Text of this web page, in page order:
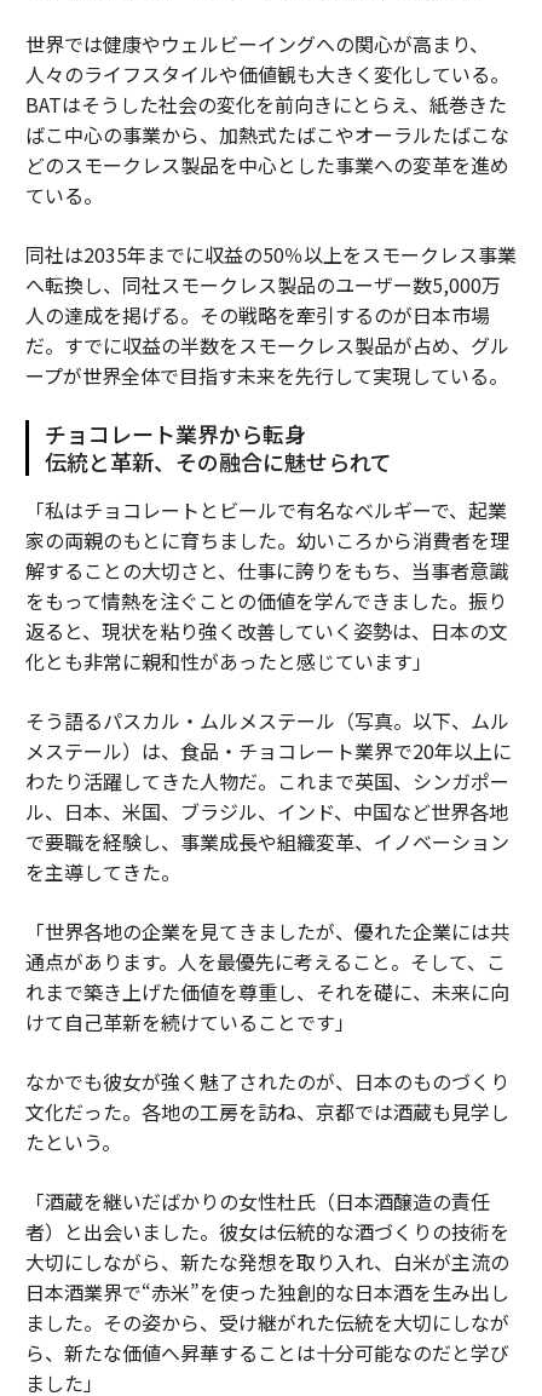
世界では健康やウェルビーイングへの関心が高まり、
人々のライフスタイルや価値観も大きく変化している。
BATはそうした社会の変化を前向きにとらえ、紙巻きた
ばこ中心の事業から、加熱式たばこやオーラルたばこな
どのスモークレス製品を中心とした事業への変革を進め
ている。
同社は2035年までに収益の50％以上をスモークレス事業
へ転換し、同社スモークレス製品のユーザー数5,000万
人の達成を掲げる。その戦略を牽引するのが日本市場
だ。すでに収益の半数をスモークレス製品が占め、グル
ープが世界全体で目指す未来を先行して実現している。
チョコレート業界から転身
伝統と革新、その融合に魅せられて
「私はチョコレートとビールで有名なベルギーで、起業
家の両親のもとに育ちました。幼いころから消費者を理
解することの大切さと、仕事に誇りをもち、当事者意識
をもって情熱を注ぐことの価値を学んできました。振り
返ると、現状を粘り強く改善していく姿勢は、日本の文
化とも非常に親和性があったと感じています」
そう語るパスカル・ムルメステール（写真。以下、ムル
メステール）は、食品・チョコレート業界で20年以上に
わたり活躍してきた人物だ。これまで英国、シンガポー
ル、日本、米国、ブラジル、インド、中国など世界各地
で要職を経験し、事業成長や組織変革、イノベーション
を主導してきた。
「世界各地の企業を見てきましたが、優れた企業には共
通点があります。人を最優先に考えること。そして、こ
れまで築き上げた価値を尊重し、それを礎に、未来に向
けて自己革新を続けていることです」
なかでも彼女が強く魅了されたのが、日本のものづくり
文化だった。各地の工房を訪ね、京都では酒蔵も見学し
たという。
「酒蔵を継いだばかりの女性杜氏（日本酒醸造の責任
者）と出会いました。彼女は伝統的な酒づくりの技術を
大切にしながら、新たな発想を取り入れ、白米が主流の
日本酒業界で“赤米”を使った独創的な日本酒を生み出し
ました。その姿から、受け継がれた伝統を大切にしなが
ら、新たな価値へ昇華することは十分可能なのだと学び
ました」